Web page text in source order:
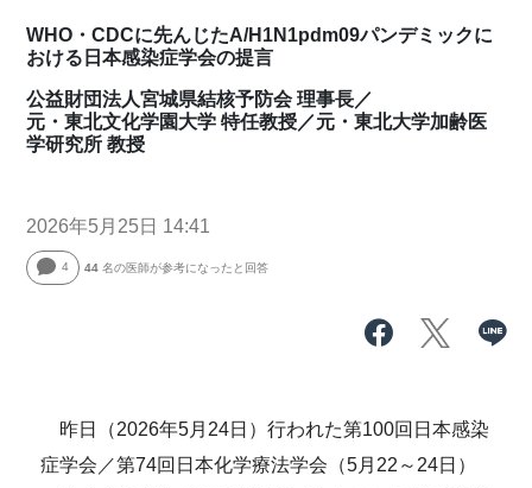
WHO・CDCに先んじたA/H1N1pdm09パンデミックに
おける日本感染症学会の提言
公益財団法人宮城県結核予防会 理事長／
元・東北文化学園大学 特任教授／元・東北大学加齢医
学研究所 教授
2026年5月25日 14:41
4 44 名の医師が参考になったと回答
昨日（2026年5月24日）行われた第100回日本感染
症学会／第74回日本化学療法学会（5月22～24日）